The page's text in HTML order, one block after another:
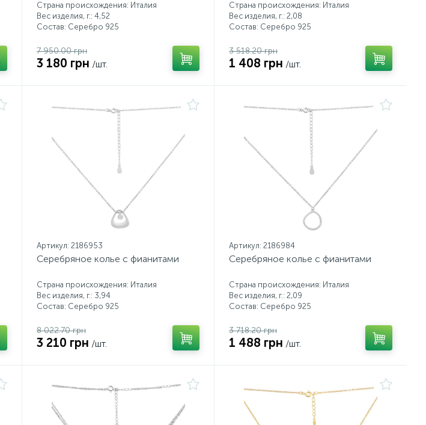
Страна происхождения: Италия
Вес изделия, г.: 4,52
Состав: Серебро 925
7 950.00 грн
3 180 грн /шт.
Страна происхождения: Италия
Вес изделия, г.: 2,08
Состав: Серебро 925
3 518.20 грн
1 408 грн /шт.
Артикул: 2186953
Серебряное колье с фианитами
Страна происхождения: Италия
Вес изделия, г.: 3,94
Состав: Серебро 925
8 022.70 грн
3 210 грн /шт.
Артикул: 2186984
Серебряное колье с фианитами
Страна происхождения: Италия
Вес изделия, г.: 2,09
Состав: Серебро 925
3 718.20 грн
1 488 грн /шт.